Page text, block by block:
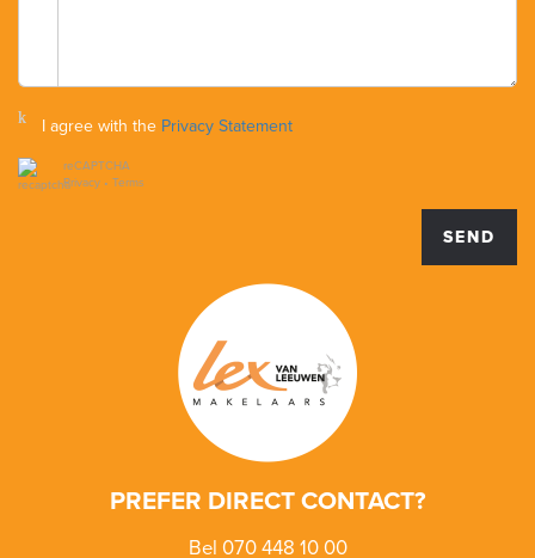
I agree with the Privacy Statement
reCAPTCHA
Privacy • Terms
SEND
PREFER DIRECT CONTACT?
Bel 070 448 10 00